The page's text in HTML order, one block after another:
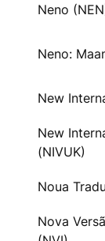
Neno
Neno:
New
New
(NIVUK)
Noua
Nova